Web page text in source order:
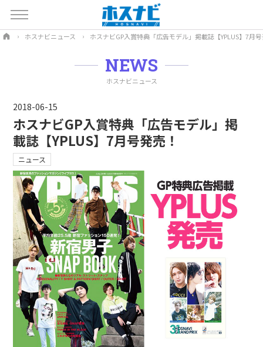
ホスナビニュース ホスナビGP入賞特典「広告モデル」掲載誌【YPLUS】7月
NEWS
ホスナビニュース
2018-06-15
ホスナビGP入賞特典「広告モデル」掲
載誌【YPLUS】7月号発売！
ニュース